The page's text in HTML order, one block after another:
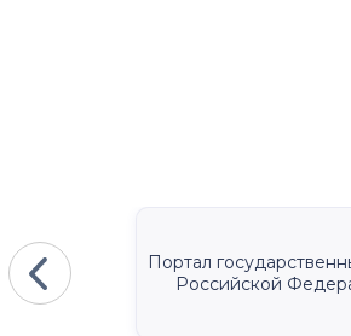
Портал
Российской